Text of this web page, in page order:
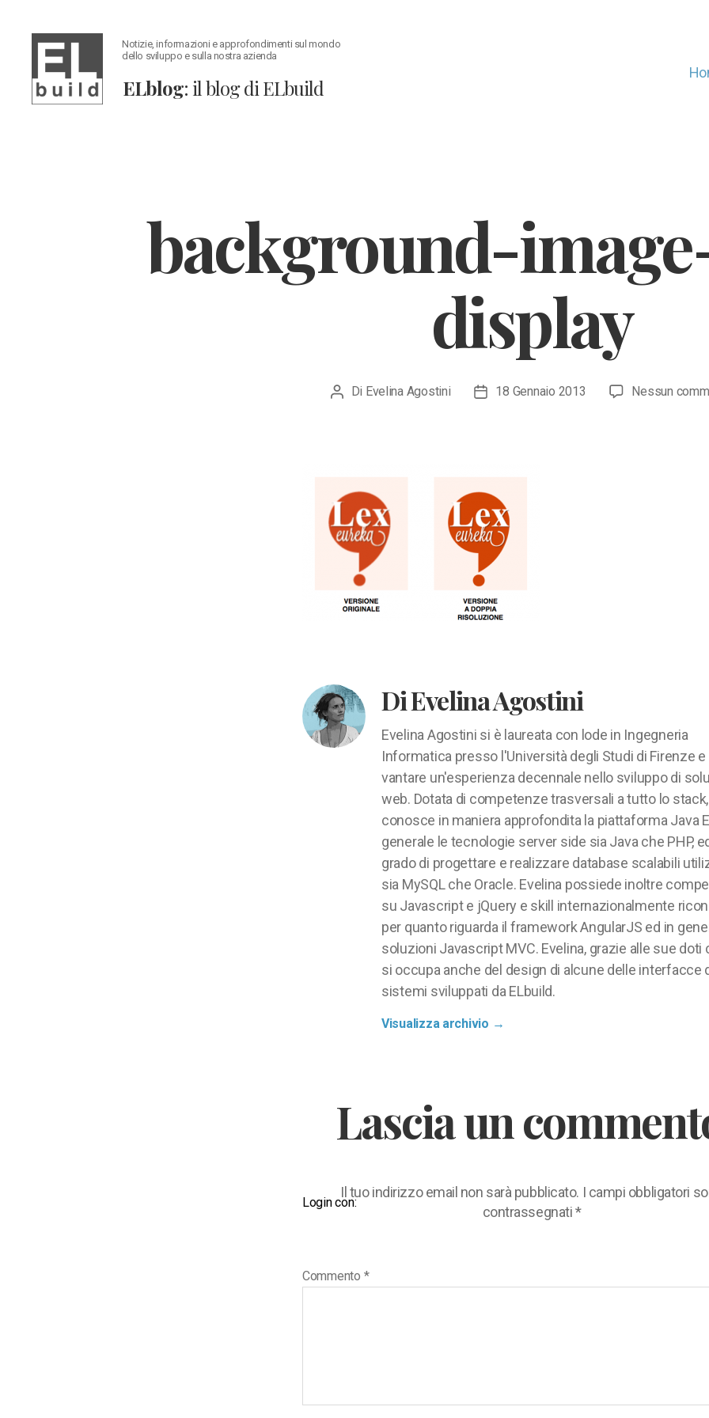
Notizie, informazioni e approfondimenti sul mondo
dello sviluppo e sulla nostra azienda
ELblog: il blog di ELbuild
background-
display
Autore
Di Evelina Agostini
Data18 Gennaio 2013 Nessun
Di Evelina Agostini
Evelina Agostini si è laureata con lode in Ingegneria
Informatica presso l'Università degli Studi di Firenze e
vantare un'esperienza decennale nello sviluppo di
web. Dotata di competenze trasversali a tutto lo stack,
conosce in maniera approfondita la piattaforma Java
generale le tecnologie server side sia Java che PHP,
grado di progettare e realizzare database scalabili
sia MySQL che Oracle. Evelina possiede inoltre
su Javascript e jQuery e skill internazionalmente
per quanto riguarda il framework AngularJS ed in
soluzioni Javascript MVC. Evelina, grazie alle sue doti
si occupa anche del design di alcune delle interfacce
sistemi sviluppati da ELbuild.
Visualizza archivio →
Lascia un
Login con:
Il tuo indirizzo email non sarà pubblicato. I campi obbligatori
contrassegnati*
Commento *